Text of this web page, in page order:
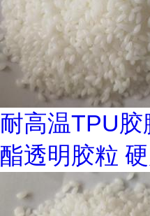
耐高温TPU
酯透明胶粒